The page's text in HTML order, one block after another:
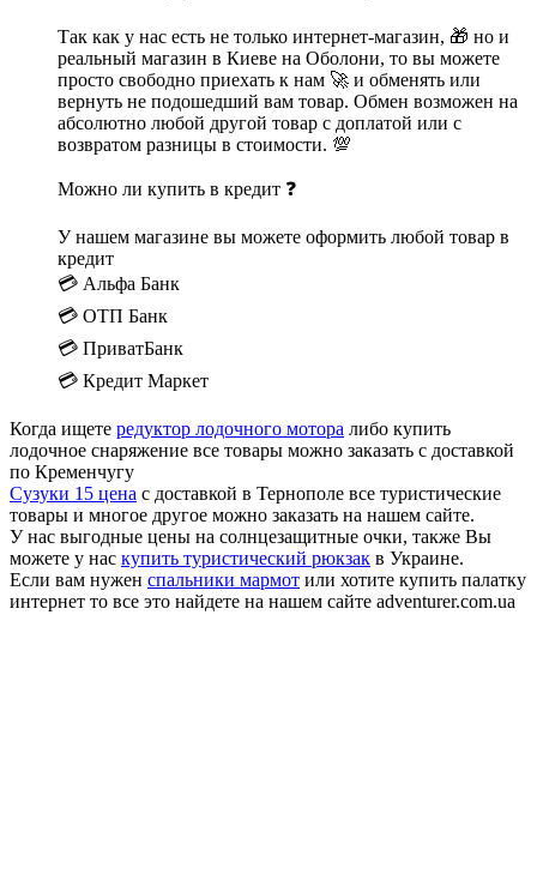
Так как у нас есть не только интернет-магазин, 🎁 но и
реальный магазин в Киеве на Оболони, то вы можете
просто свободно приехать к нам 🚀 и обменять или
вернуть не подошедший вам товар. Обмен возможен на
абсолютно любой другой товар с доплатой или с
возвратом разницы в стоимости. 💯
Можно ли купить в кредит ❓
У нашем магазине вы можете оформить любой товар в
кредит
💳 Альфа Банк
💳 ОТП Банк
💳 ПриватБанк
💳 Кредит Маркет
Когда ищете редуктор лодочного мотора либо купить
лодочное снаряжение все товары можно заказать с доставкой
по Кременчугу
Сузуки 15 цена с доставкой в Тернополе все туристические
товары и многое другое можно заказать на нашем сайте.
У нас выгодные цены на солнцезащитные очки, также Вы
можете у нас купить туристический рюкзак в Украине.
Если вам нужен спальники мармот или хотите купить палатку
интернет то все это найдете на нашем сайте adventurer.com.ua